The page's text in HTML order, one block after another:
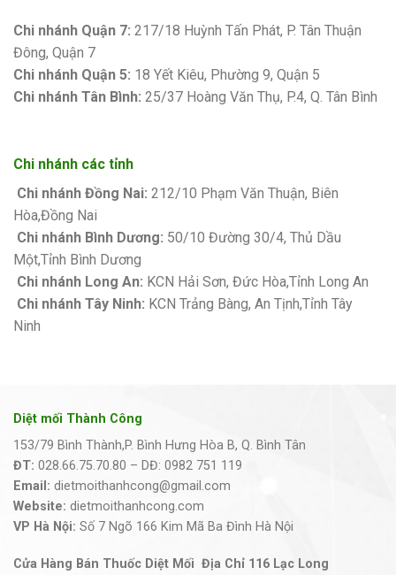
Chi nhánh Quận 7: 217/18 Huỳnh Tấn Phát, P. Tân Thuận
Đông, Quận 7
Chi nhánh Quận 5: 18 Yết Kiêu, Phường 9, Quận 5
Chi nhánh Tân Bình: 25/37 Hoàng Văn Thụ, P.4, Q. Tân Bình
Chi nhánh các tỉnh
Chi nhánh Đồng Nai: 212/10 Phạm Văn Thuận, Biên
Hòa,Đồng Nai
Chi nhánh Bình Dương: 50/10 Đường 30/4, Thủ Dầu
Một,Tỉnh Bình Dương
Chi nhánh Long An: KCN Hải Sơn, Đức Hòa,Tỉnh Long An
Chi nhánh Tây Ninh: KCN Trảng Bàng, An Tịnh,Tỉnh Tây
Ninh
Diệt mối Thành Công
153/79 Bình Thành,P. Bình Hưng Hòa B, Q. Bình Tân
ĐT: 028.66.75.70.80 – DĐ: 0982 751 119
Email: dietmoithanhcong@gmail.com
Website: dietmoithanhcong.com
VP Hà Nội: Số 7 Ngõ 166 Kim Mã Ba Đình Hà Nội
Cửa Hàng Bán Thuốc Diệt Mối Địa Chỉ 116 Lạc Long